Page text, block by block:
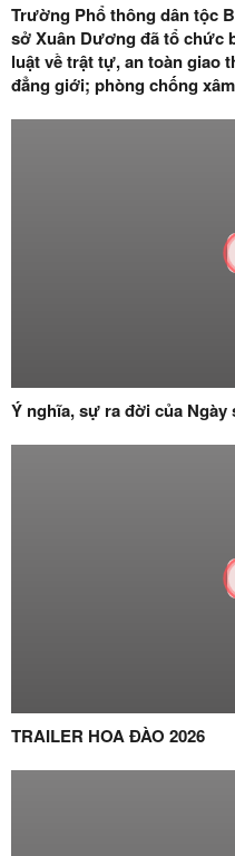
Trường Phổ thông dân tộc Bán trú Tiểu học và Trung học cơ
sở Xuân Dương đã tổ chức
luật về trật tự, an toàn giao
đẳng giới; phòng chống
Ý nghĩa, sự ra đời của
TRAILER HOA ĐÀO 2026